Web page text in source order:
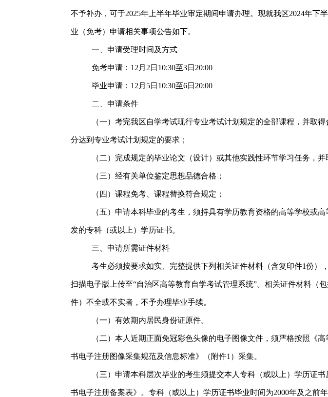
不予补办，可于2025年上半年毕业审定期间申请办理。现就我区2024年下
业（免考）申请相关事项公告如下。
一、申请受理时间及方式
免考申请：12月2日10:30至3日20:00
毕业申请：12月5日10:30至6日20:00
二、申请条件
（一）考完我区自学考试现行专业考试计划规定的全部课程，并取
分达到专业考试计划规定的要求；
（二）完成规定的毕业论文（设计）或其他实践性环节学习任务，并
（三）经有关单位鉴定思想品德合格；
（四）课程免考、课程替换符合规定；
（五）申请本科毕业的考生，须持具有学历教育资格的高等学校或
发的专科（或以上）学历证书。
三、申请所需证件材料
考生必须按要求如实、完整提供下列相关证件材料（含复印件1份）
扫描电子版上传至“自治区高等教育自学考试管理系统”。相关证件材料（
件）不全或不实者，不予办理毕业手续。
（一）有效期内居民身份证原件。
（二）本人近期正面免冠彩色头像的电子图像文件，须严格按照《
书电子注册图像采集规范及信息标准》（附件1）采集。
（三）申请本科层次毕业的考生须提交本人专科（或以上）学历证
书电子注册备案表》。专科（或以上）学历证书毕业时间为2000年及之前